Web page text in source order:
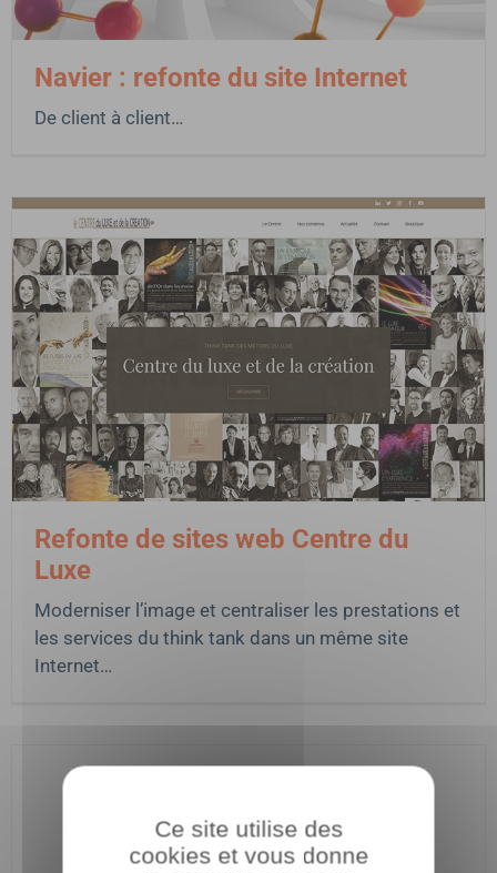
Navier : refonte du site Internet
De client à client…
Refonte de sites web Centre du
Luxe
Moderniser l’image et centraliser les prestations et
les services du think tank dans un même site
Internet…
Ce site utilise des
cookies et vous donne